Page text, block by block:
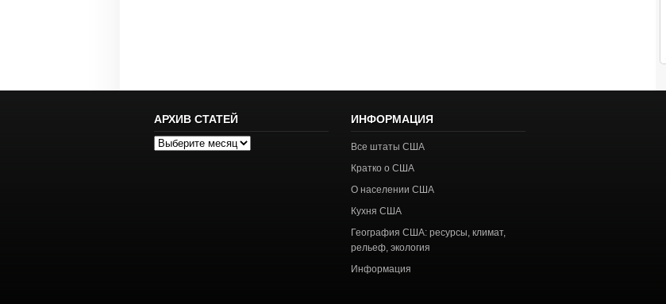
АРХИВ СТАТЕЙ
Архив
ИНФОРМАЦИЯ
Все штаты США
Кратко о США
О населении США
Кухня США
География США: ресурсы, климат,
рельеф, экология
Информация